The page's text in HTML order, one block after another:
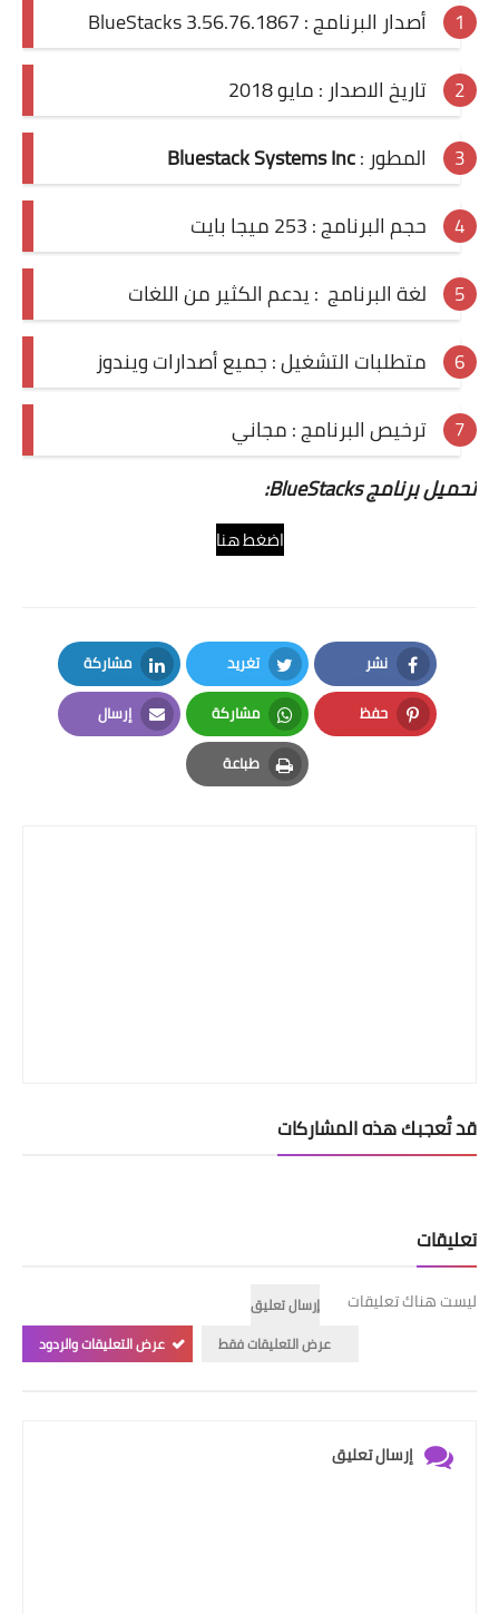
أصدار البرنامج : BlueStacks 3.56.76.1867
تاريخ الاصدار : مايو 2018
المطور :Bluestack Systems Inc
حجم البرنامج : 253 ميجا بايت
لغة البرنامج : يدعم الكثير من اللغات
متطلبات التشغيل : جميع أصدارات ويندوز
ترخيص البرنامج : مجاني
تحميل برنامج BlueStacks:
اضغط هنا
نشر
Facebook
تغريد
Twitter
مشاركة
LinkedIn
حفظ
Pinterest
مشاركة
Whatsapp
إرسال
Email
طباعة
Print
قد تُعجبك هذه المشاركات
تعليقات
ليست هناك تعليقات
إرسال تعليق
عرض التعليقات فقط
عرض التعليقات والردود
إرسال تعليق